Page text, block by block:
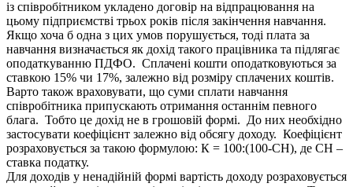
із співробітником укладено договір на відпрацювання на
цьому підприємстві трьох років після закінчення навчання.
Якщо хоча б одна з цих умов порушується, тоді плата за
навчання визначається як дохід такого працівника та підлягає
оподаткуванню ПДФО. Сплачені кошти оподатковуються за
ставкою 15% чи 17%, залежно від розміру сплачених коштів.
Варто також враховувати, що суми сплати навчання
співробітника припускають отримання останнім певного
блага. Тобто це дохід не в грошовій формі. До них необхідно
застосувати коефіцієнт залежно від обсягу доходу. Коефіцієнт
розраховується за такою формулою: К = 100:(100-СН), де СН –
ставка податку.
Для доходів у ненадійній формі вартість доходу розраховується